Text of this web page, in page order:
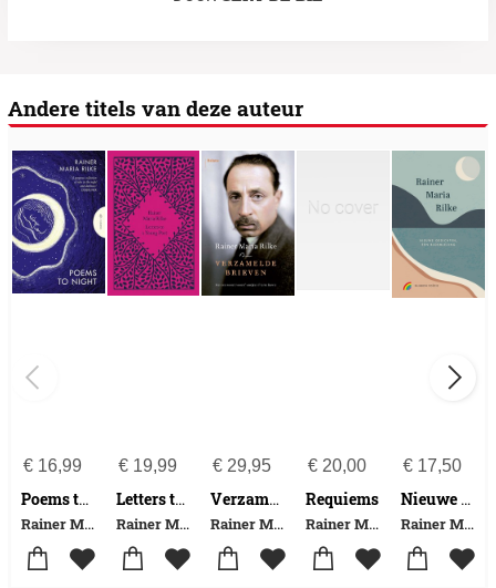
Andere titels van deze auteur
€16,99
Poems to night
Rainer Maria Rilke
€19,99
Letters to a young poet
Rainer Maria Rilke
€ 29,95
Verzamelde brieven
Rainer Maria Rilke-Jean Pierre Rawie
€ 20,00
Requiems
Rainer Maria Rilke
€17,50
Nieuwe gedichten, een bloemlezing
Rainer Maria Rilke